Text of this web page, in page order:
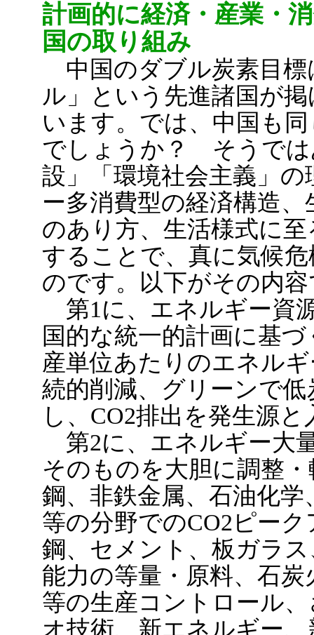
計画的に経済・産業・
国の取り組み
中国のダブル炭素目標
ル」という先進諸国が
います。では、中国も
でしょうか？ そうでは
設」「環境社会主義」
ー多消費型の経済構造
のあり方、生活様式に
することで、真に気候
のです。以下がその内
第1に、エネルギー資
国的な統一的計画に基
産単位あたりのエネル
続的削減、グリーンで
し、CO2排出を発生源
第2に、エネルギー大
そのものを大胆に調整
鋼、非鉄金属、石油化
等の分野でのCO2ピー
鋼、セメント、板ガラ
能力の等量・原料、石
等の生産コントロール
オ技術、新エネルギー